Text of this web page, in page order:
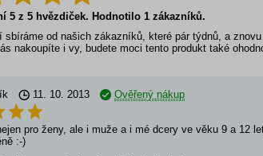
5 z 5 hvězdiček. Hodnotilo 1 zákazníků.
sbíráme od našich zákazníků, které pár týdnů, a
nakoupíte i vy, budete moci tento produkt také
11. 10. 2013 Ověřený nákup
pro ženy, ale i muže a i mé dcery ve věku 9 a 12
:-)